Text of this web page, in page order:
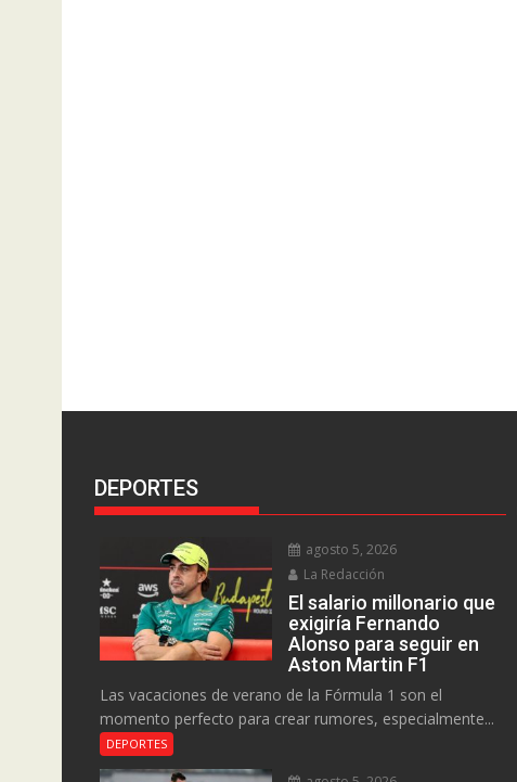
DEPORTES
agosto 5, 2026
La Redacción
El salario millonario que
exigiría Fernando
Alonso para seguir en
Aston Martin F1
Las vacaciones de verano de la Fórmula 1 son el
momento perfecto para crear rumores, especialmente...
DEPORTES